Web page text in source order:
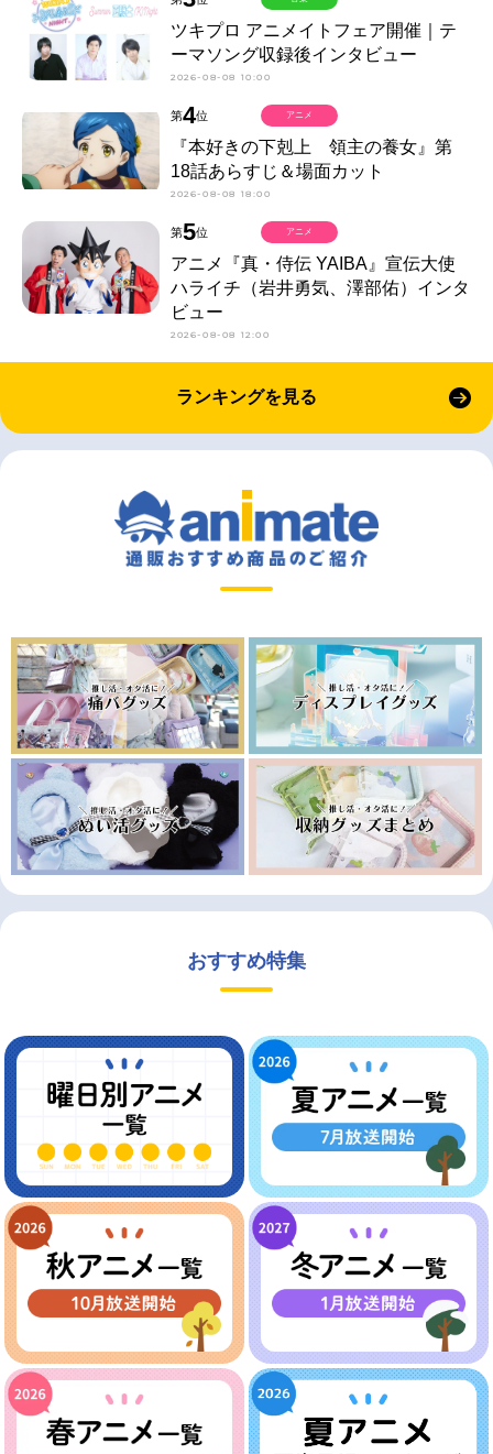
ツキプロ アニメイトフェア開催｜テ
ーマソング収録後インタビュー
2026-08-08 10:00
第4位
『本好きの下剋上 領主の養女』第
18話あらすじ＆場面カット
2026-08-08 18:00
アニメ
第5位
アニメ『真・侍伝 YAIBA』宣伝大使
ハライチ（岩井勇気、澤部佑）インタ
ビュー
2026-08-08 12:00
アニメ
ランキングを見る
おすすめ特集